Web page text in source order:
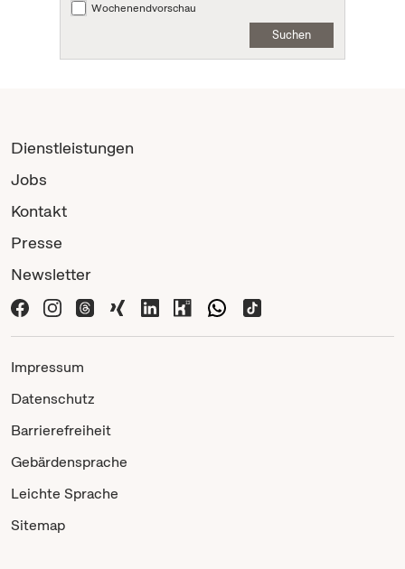
Wochenendvorschau
Suchen
Dienstleistungen
Jobs
Kontakt
Presse
Newsletter
Impressum
Datenschutz
Barrierefreiheit
Gebärdensprache
Leichte Sprache
Sitemap